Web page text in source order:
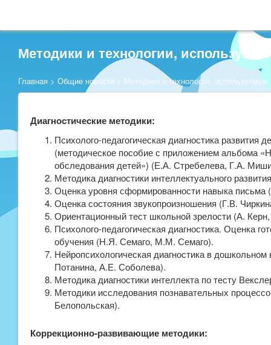
Методики и технологии,
Главная > Общие новости > Методики и технологии,
Диагностические методики:
Психолого-педагогическая диагностика развития
(методическое пособие с приложением альбома
обследования детей») (Е.А. Стребелева, Г.А.
Методика диагностики интеллектуального
Оценка уровня сформированности навыка письма
Оценка состояния звукопроизношения (Г.В.
Ориентационный тест школьной зрелости (А.
Психолого-педагогическая диагностика. Оценка
обучения (Н.Я. Семаго, М.М. Семаго).
Нейропсихологическая диагностика в
Потанина, А.Е. Соболева).
Методика диагностики интеллекта по тесту
Методики исследования познавательных
Белопольская).
Коррекционно-развивающие методики: